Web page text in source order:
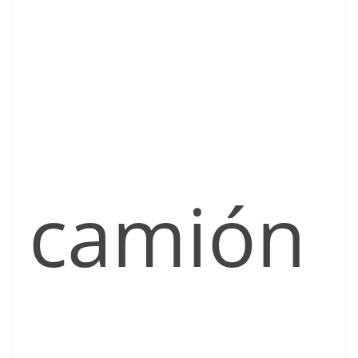
camión